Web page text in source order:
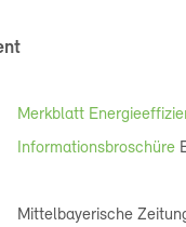
Merkblatt
Informationsbroschüre
Mittelbayerische